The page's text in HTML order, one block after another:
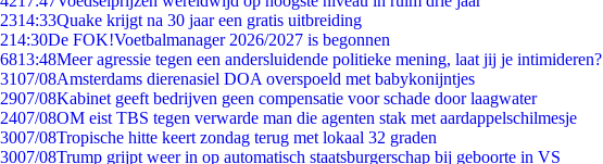
2314:33Quake krijgt na 30 jaar een gratis uitbreiding
214:30De FOK!Voetbalmanager 2026/2027 is begonnen
6813:48Meer agressie tegen een andersluidende politieke mening, laat jij je intimideren?
3107/08Amsterdams dierenasiel DOA overspoeld met babykonijntjes
2907/08Kabinet geeft bedrijven geen compensatie voor schade door laagwater
2407/08OM eist TBS tegen verwarde man die agenten stak met aardappelschilmesje
3007/08Tropische hitte keert zondag terug met lokaal 32 graden
3007/08Trump grijpt weer in op automatisch staatsburgerschap bij geboorte in VS